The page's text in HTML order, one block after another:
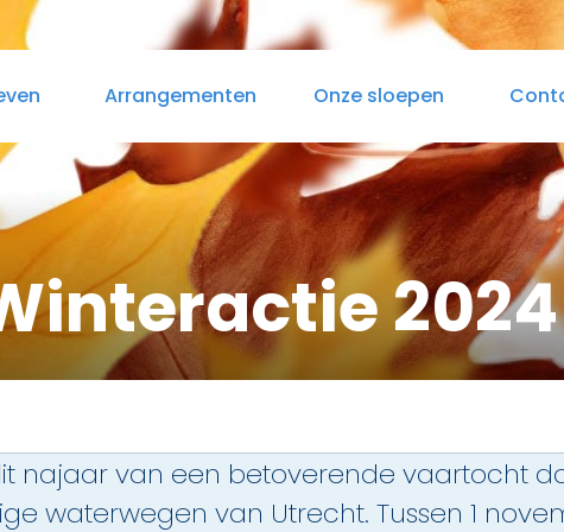
Zelf varen in elektrosloep
Arrangementen
Varen & Lunch Varen & BBQ
Onze sloepen
2024
najaar van een betoverende vaartocht
waterwegen van Utrecht. Tussen 1